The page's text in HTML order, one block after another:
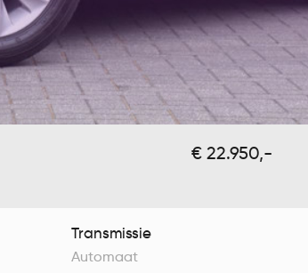
€ 22.950,-
Transmissie
Automaat